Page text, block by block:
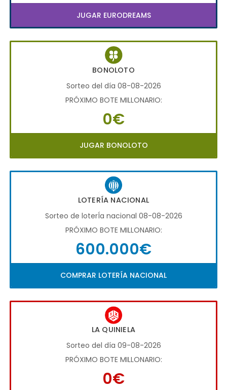
JUGAR EURODREAMS
BONOLOTO
Sorteo del día 08-08-2026
PRÓXIMO BOTE MILLONARIO:
0€
JUGAR BONOLOTO
LOTERÍA NACIONAL
Sorteo de loterÍa nacional 08-08-2026
PRÓXIMO BOTE MILLONARIO:
600.000€
COMPRAR LOTERÍA NACIONAL
LA QUINIELA
Sorteo del día 09-08-2026
PRÓXIMO BOTE MILLONARIO:
0€